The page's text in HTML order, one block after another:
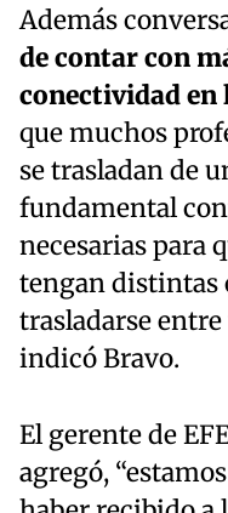
Además
de contar con
conectividad en
que muchos
se trasladan de
fundamental
necesarias para
tengan distintas
trasladarse
indicó Bravo.
El gerente de
agregó,